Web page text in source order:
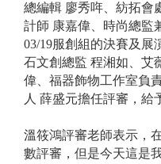
總編輯 廖秀哖 、紡拓會
計師 康嘉偉、時尚總監
03/19服創組的決賽及展
石文創總監 程湘如、 艾
偉、福器飾物工作室負
人 薛盛元擔任評審，給
溫筱鴻評審老師表示，
數評審，但是今天這是